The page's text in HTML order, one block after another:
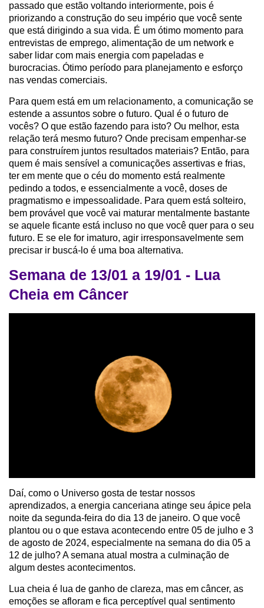
passado que estão voltando interiormente, pois é
priorizando a construção do seu império que você sente
que está dirigindo a sua vida. É um ótimo momento para
entrevistas de emprego, alimentação de um network e
saber lidar com mais energia com papeladas e
burocracias. Ótimo período para planejamento e esforço
nas vendas comerciais.
Para quem está em um relacionamento, a comunicação se
estende a assuntos sobre o futuro. Qual é o futuro de
vocês? O que estão fazendo para isto? Ou melhor, esta
relação terá mesmo futuro? Onde precisam empenhar-se
para construírem juntos resultados materiais? Então, para
quem é mais sensível a comunicações assertivas e frias,
ter em mente que o céu do momento está realmente
pedindo a todos, e essencialmente a você, doses de
pragmatismo e impessoalidade. Para quem está solteiro,
bem provável que você vai maturar mentalmente bastante
se aquele ficante está incluso no que você quer para o seu
futuro. E se ele for imaturo, agir irresponsavelmente sem
precisar ir buscá-lo é uma boa alternativa.
Semana de 13/01 a 19/01 - Lua
Cheia em Câncer
Daí, como o Universo gosta de testar nossos
aprendizados, a energia canceriana atinge seu ápice pela
noite da segunda-feira do dia 13 de janeiro. O que você
plantou ou o que estava acontecendo entre 05 de julho e 3
de agosto de 2024, especialmente na semana do dia 05 a
12 de julho? A semana atual mostra a culminação de
algum destes acontecimentos.
Lua cheia é lua de ganho de clareza, mas em câncer, as
emoções se afloram e fica perceptível qual sentimento